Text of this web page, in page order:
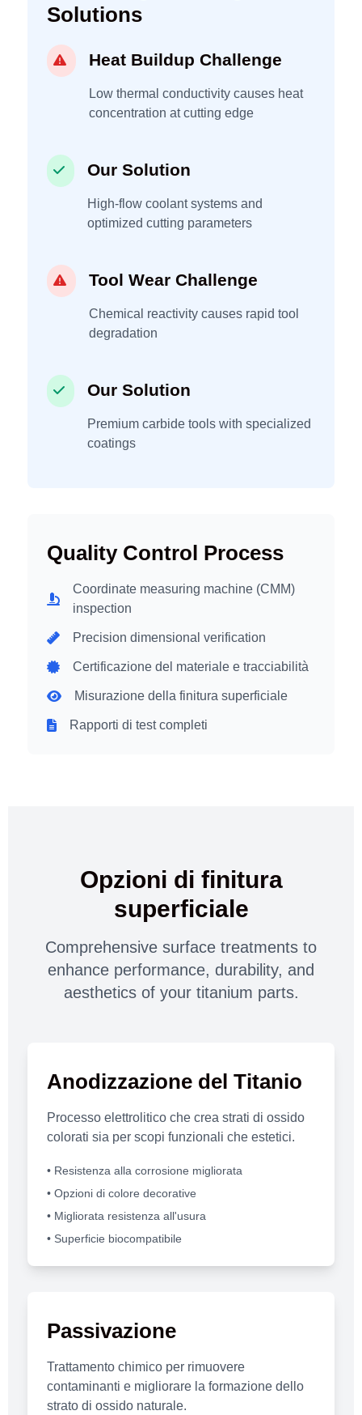
Solutions
Heat Buildup Challenge
Low thermal conductivity causes heat
concentration at cutting edge
Our Solution
High-flow coolant systems and
optimized cutting parameters
Tool Wear Challenge
Chemical reactivity causes rapid tool
degradation
Our Solution
Premium carbide tools with specialized
coatings
Quality Control Process
Coordinate measuring machine (CMM)
inspection
Precision dimensional verification
Certificazione del materiale e tracciabilità
Misurazione della finitura superficiale
Rapporti di test completi
Opzioni di finitura
superficiale
Comprehensive surface treatments to
enhance performance, durability, and
aesthetics of your titanium parts.
Anodizzazione del Titanio
Processo elettrolitico che crea strati di ossido
colorati sia per scopi funzionali che estetici.
• Resistenza alla corrosione migliorata
• Opzioni di colore decorative
• Migliorata resistenza all'usura
• Superficie biocompatibile
Passivazione
Trattamento chimico per rimuovere
contaminanti e migliorare la formazione dello
strato di ossido naturale.